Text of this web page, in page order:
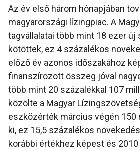
Az év első három hónapjában
magyarországi lízingpiac. A
tagvállalatai több mint 18 ezer
kötöttek, ez 4 százalékos
előző év azonos időszakához
finanszírozott összeg jóval
több mint 20 százalékkal 107
közölte a Magyar
eszközérték március végén
ki, ez 15,5 százalékos
korábbi értékhez képest és